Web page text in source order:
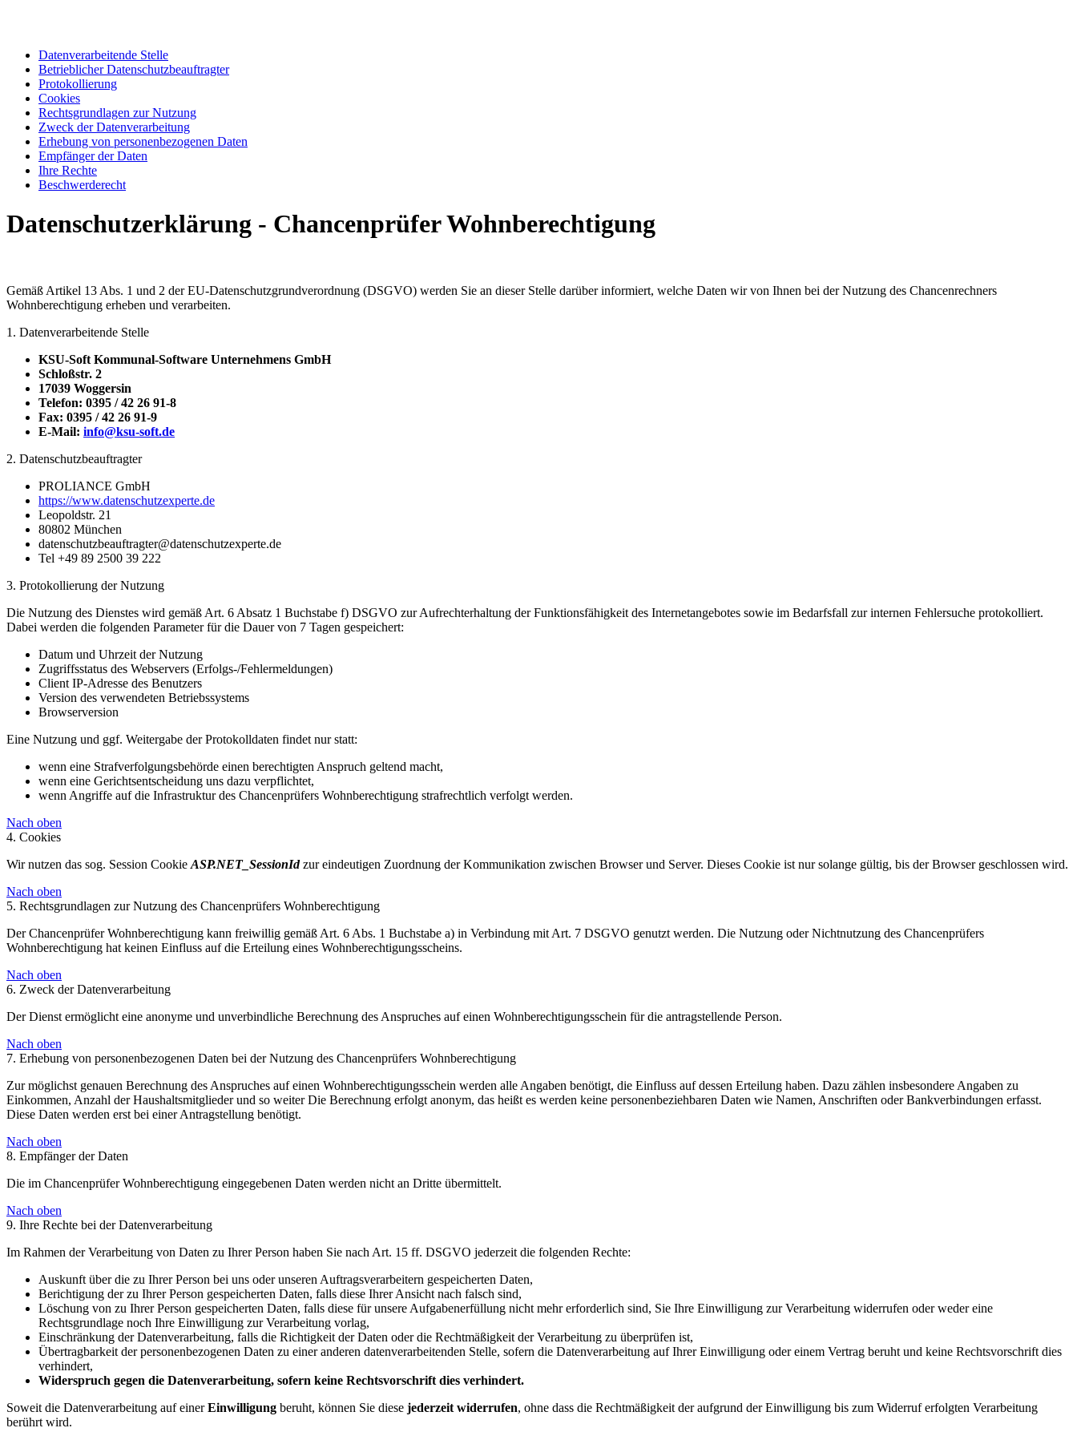
Datenverarbeitende Stelle
Betrieblicher Datenschutzbeauftragter
Protokollierung
Cookies
Rechtsgrundlagen zur Nutzung
Zweck der Datenverarbeitung
Erhebung von personenbezogenen Daten
Empfänger der Daten
Ihre Rechte
Beschwerderecht
Datenschutzerklärung - Chancenprüfer Wohnberechtigung
Gemäß Artikel 13 Abs. 1 und 2 der EU-Datenschutzgrundverordnung (DSGVO) werden Sie an dieser Stelle darüber informiert, welche Daten wir von Ihnen bei der Nutzung des Chancenrechners
Wohnberechtigung erheben und verarbeiten.
1. Datenverarbeitende Stelle
KSU-Soft Kommunal-Software Unternehmens GmbH
Schloßstr. 2
17039 Woggersin
Telefon: 0395 / 42 26 91-8
Fax: 0395 / 42 26 91-9
E-Mail: info@ksu-soft.de
2. Datenschutzbeauftragter
PROLIANCE GmbH
https://www.datenschutzexperte.de
Leopoldstr. 21
80802 München
datenschutzbeauftragter@datenschutzexperte.de
Tel +49 89 2500 39 222
3. Protokollierung der Nutzung
Die Nutzung des Dienstes wird gemäß Art. 6 Absatz 1 Buchstabe f) DSGVO zur Aufrechterhaltung der Funktionsfähigkeit des Internetangebotes sowie im Bedarfsfall zur internen Fehlersuche protokolliert.
Dabei werden die folgenden Parameter für die Dauer von 7 Tagen gespeichert:
Datum und Uhrzeit der Nutzung
Zugriffsstatus des Webservers (Erfolgs-/Fehlermeldungen)
Client IP-Adresse des Benutzers
Version des verwendeten Betriebssystems
Browserversion
Eine Nutzung und ggf. Weitergabe der Protokolldaten findet nur statt:
wenn eine Strafverfolgungsbehörde einen berechtigten Anspruch geltend macht,
wenn eine Gerichtsentscheidung uns dazu verpflichtet,
wenn Angriffe auf die Infrastruktur des Chancenprüfers Wohnberechtigung strafrechtlich verfolgt werden.
Nach oben
4. Cookies
Wir nutzen das sog. Session Cookie ASP.NET_SessionIdzur eindeutigen Zuordnung der Kommunikation zwischen Browser und Server. Dieses Cookie ist nur solange gültig, bis der Browser geschlossen wird.
Nach oben
5. Rechtsgrundlagen zur Nutzung des Chancenprüfers Wohnberechtigung
Der Chancenprüfer Wohnberechtigung kann freiwillig gemäß Art. 6 Abs. 1 Buchstabe a) in Verbindung mit Art. 7 DSGVO genutzt werden. Die Nutzung oder Nichtnutzung des Chancenprüfers
Wohnberechtigung hat keinen Einfluss auf die Erteilung eines Wohnberechtigungsscheins.
Nach oben
6. Zweck der Datenverarbeitung
Der Dienst ermöglicht eine anonyme und unverbindliche Berechnung des Anspruches auf einen Wohnberechtigungsschein für die antragstellende Person.
Nach oben
7. Erhebung von personenbezogenen Daten bei der Nutzung des Chancenprüfers Wohnberechtigung
Zur möglichst genauen Berechnung des Anspruches auf einen Wohnberechtigungsschein werden alle Angaben benötigt, die Einfluss auf dessen Erteilung haben. Dazu zählen insbesondere Angaben zu
Einkommen, Anzahl der Haushaltsmitglieder und so weiter Die Berechnung erfolgt anonym, das heißt es werden keine personenbeziehbaren Daten wie Namen, Anschriften oder Bankverbindungen erfasst.
Diese Daten werden erst bei einer Antragstellung benötigt.
Nach oben
8. Empfänger der Daten
Die im Chancenprüfer Wohnberechtigung eingegebenen Daten werden nicht an Dritte übermittelt.
Nach oben
9. Ihre Rechte bei der Datenverarbeitung
Im Rahmen der Verarbeitung von Daten zu Ihrer Person haben Sie nach Art. 15 ff. DSGVO jederzeit die folgenden Rechte:
Auskunft über die zu Ihrer Person bei uns oder unseren Auftragsverarbeitern gespeicherten Daten,
Berichtigung der zu Ihrer Person gespeicherten Daten, falls diese Ihrer Ansicht nach falsch sind,
Löschung von zu Ihrer Person gespeicherten Daten, falls diese für unsere Aufgabenerfüllung nicht mehr erforderlich sind, Sie Ihre Einwilligung zur Verarbeitung widerrufen oder weder eine
Rechtsgrundlage noch Ihre Einwilligung zur Verarbeitung vorlag,
Einschränkung der Datenverarbeitung, falls die Richtigkeit der Daten oder die Rechtmäßigkeit der Verarbeitung zu überprüfen ist,
Übertragbarkeit der personenbezogenen Daten zu einer anderen datenverarbeitenden Stelle, sofern die Datenverarbeitung auf Ihrer Einwilligung oder einem Vertrag beruht und keine Rechtsvorschrift dies
verhindert,
Widerspruch gegen die Datenverarbeitung, sofern keine Rechtsvorschrift dies verhindert.
Soweit die Datenverarbeitung auf einerEinwilligung beruht, können Sie diese jederzeit widerrufen, ohne dass die Rechtmäßigkeit der aufgrund der Einwilligung bis zum Widerruf erfolgten Verarbeitung
berührt wird.